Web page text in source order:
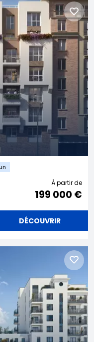
À partir de
199 000 €
DÉCOUVRIR